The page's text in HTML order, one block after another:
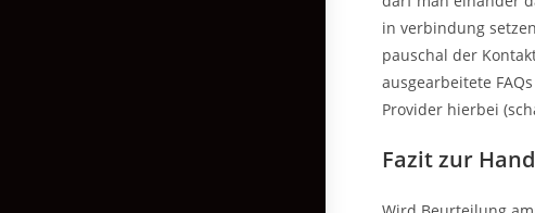
in verbindung
pauschal der
ausgearbeitete
Provider hierbei
Fazit zur